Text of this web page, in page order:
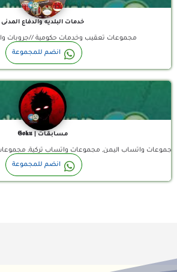
خدمات البلديه والدفاع المدنى
مجموعات تعقيب وخدمات حكومية //جروبات
انضم للمجموعة
مـسـابـقـات | 𝕲𝖔𝖐𝖚
مجموعات واتساب اليمن, مجموعات واتساب
انضم للمجموعة